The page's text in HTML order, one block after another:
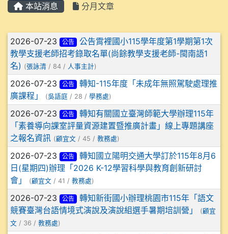
本站消息 分月文章
文章列表
2026-07-23 公告
公告霄裡國小115學年度第1學期第1次
教學支援老師招考錄取名單(尚餘教學支援老師-閩南語1
名) (張詠清 / 84 / 人事主計)
2026-07-23 公告
轉知-115年度「未成年無照駕駛處理推
廣課程」
(吳語庭 / 28 / 學務處)
2026-07-23 公告
轉知有關國立臺灣師範大學辦理115年
「素養導向課室評量資源建置暨推廣計畫」線上專題講座
之報名資訊 (顧宜文 / 45 / 教務處)
2026-07-23 公告
轉知國立陽明交通大學訂於115年8月6
日(星期四)辦理「2026 K-12學習科學與教育創新研討
會」
(顧宜文 / 41 / 教務處)
2026-07-23 公告
轉知新街國小辦理桃園市115年「語文
競賽臺灣台語情境式演說及演說組選手暑期培訓營」
(顧宜
文 / 36 / 教務處)